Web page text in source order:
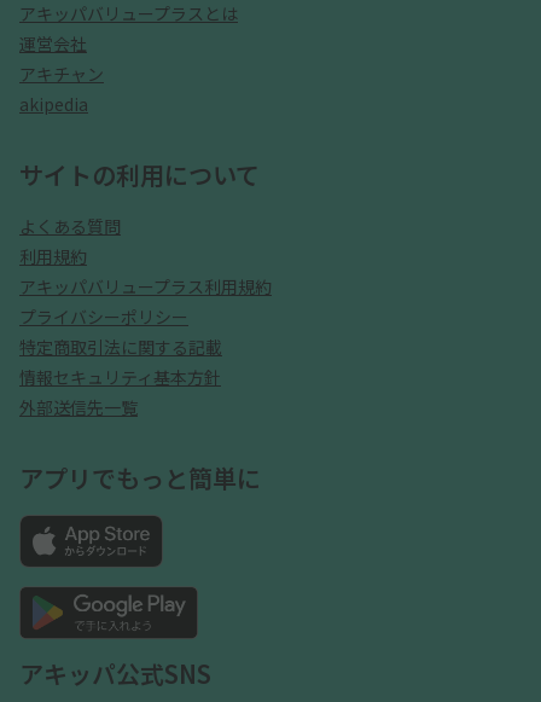
アキッパバリュープラスとは
運営会社
アキチャン
akipedia
サイトの利用について
よくある質問
利用規約
アキッパバリュープラス利用規約
プライバシーポリシー
特定商取引法に関する記載
情報セキュリティ基本方針
外部送信先一覧
アプリでもっと簡単に
アキッパ公式SNS